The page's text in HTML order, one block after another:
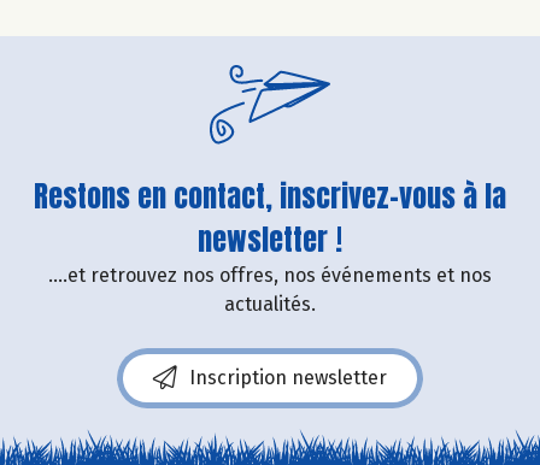
Restons en contact, inscrivez-vous à la
newsletter !
....et retrouvez nos offres, nos événements et nos
actualités.
Inscription newsletter